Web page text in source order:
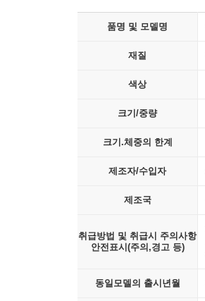
품명 및 모델명
재질
색상
크기/중량
크기.체중의 한계
제조자/수입자
제조국
취급방법 및 취급시 주의사항
안전표시(주의,경고 등)
동일모델의 출시년월